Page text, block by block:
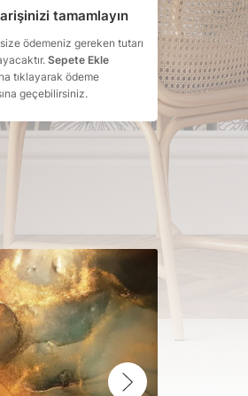
tamamlayın
ödemeniz gereken tutarı
Sepete Ekle
tıklayarak ödeme
geçebilirsiniz.